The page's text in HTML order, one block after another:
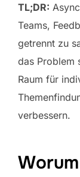
TL;DR:
Teams,
getrennt zu
das Problem
Raum für
verbessern.